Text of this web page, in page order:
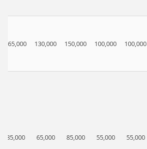
100,000
100,000
150,000
130,000
165,000
55,000
55,000
85,000
65,000
85,000